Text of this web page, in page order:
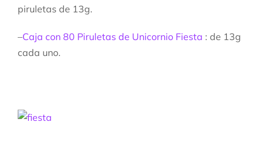
piruletas de 13g.
–Caja con 80 Piruletas de Unicornio Fiesta : de 13g
cada uno.